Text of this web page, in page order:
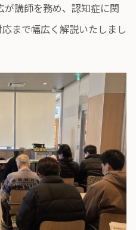
講師を務め、認知症に関
まで幅広く解説いたしまし